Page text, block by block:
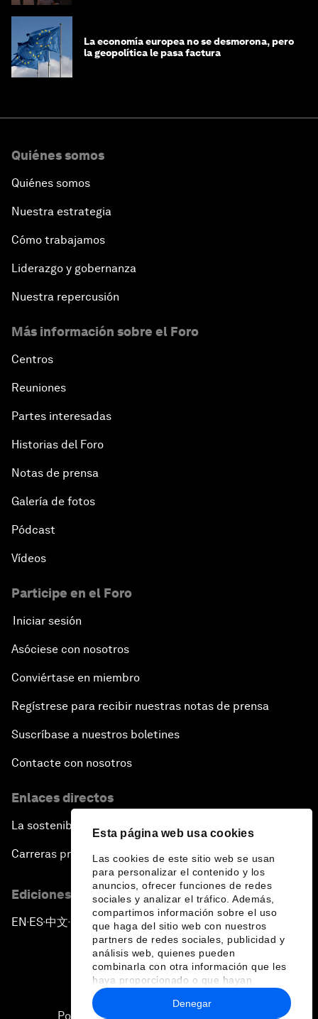
Esta página web usa cookies
Las cookies de este sitio web se usan
para personalizar el contenido y los
anuncios, ofrecer funciones de redes
sociales y analizar el tráfico. Además,
compartimos información sobre el uso
que haga del sitio web con nuestros
partners de redes sociales, publicidad y
análisis web, quienes pueden
combinarla con otra información que les
haya proporcionado o que hayan
recopilado a partir del uso que haya
hecho de sus servicios.
Denegar
La economía europea no se desmorona, pero
la geopolítica le pasa factura
Quiénes somos
Quiénes somos
Nuestra estrategia
Cómo trabajamos
Liderazgo y gobernanza
Nuestra repercusión
Más información sobre el Foro
Centros
Reuniones
Partes interesadas
Historias del Foro
Notas de prensa
Galería de fotos
Pódcast
Vídeos
Participe en el Foro
Iniciar sesión
Asóciese con nosotros
Conviértase en miembro
Regístrese para recibir nuestras notas de prensa
Suscríbase a nuestros boletines
Contacte con nosotros
Enlaces directos
La sostenibilidad en el Foro
Carreras profesionales
Ediciones en otros idiomas
EN ▪ ES▪中文▪ 日本語
Política de privacidad y normas de uso